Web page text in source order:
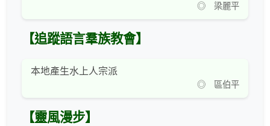
◎ 梁麗平
【追蹤語言羣族教會】
本地產生水上人宗派
◎ 區伯平
【靈風漫步】